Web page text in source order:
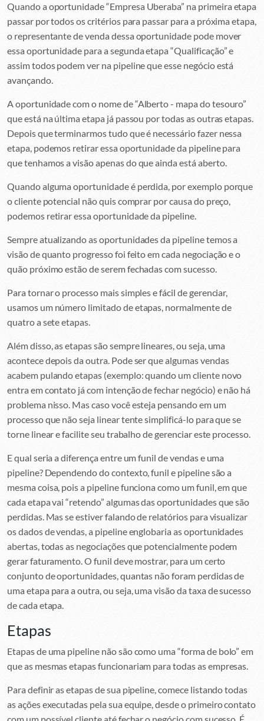
Quando a oportunidade “Empresa Uberaba” na primeira etapa
passar por todos os critérios para passar para a próxima etapa,
o representante de venda dessa oportunidade pode mover
essa oportunidade para a segunda etapa “Qualificação” e
assim todos podem ver na pipeline que esse negócio está
avançando.
A oportunidade com o nome de “Alberto - mapa do tesouro”
que está na última etapa já passou por todas as outras etapas.
Depois que terminarmos tudo que é necessário fazer nessa
etapa, podemos retirar essa oportunidade da pipeline para
que tenhamos a visão apenas do que ainda está aberto.
Quando alguma oportunidade é perdida, por exemplo porque
o cliente potencial não quis comprar por causa do preço,
podemos retirar essa oportunidade da pipeline.
Sempre atualizando as oportunidades da pipeline temos a
visão de quanto progresso foi feito em cada negociação e o
quão próximo estão de serem fechadas com sucesso.
Para tornar o processo mais simples e fácil de gerenciar,
usamos um número limitado de etapas, normalmente de
quatro a sete etapas.
Além disso, as etapas são sempre lineares, ou seja, uma
acontece depois da outra. Pode ser que algumas vendas
acabem pulando etapas (exemplo: quando um cliente novo
entra em contato já com intenção de fechar negócio) e não há
problema nisso. Mas caso você esteja pensando em um
processo que não seja linear tente simplificá-lo para que se
torne linear e facilite seu trabalho de gerenciar este processo.
E qual seria a diferença entre um funil de vendas e uma
pipeline? Dependendo do contexto, funil e pipeline são a
mesma coisa, pois a pipeline funciona como um funil, em que
cada etapa vai “retendo” algumas das oportunidades que são
perdidas. Mas se estiver falando de relatórios para visualizar
os dados de vendas, a pipeline englobaria as oportunidades
abertas, todas as negociações que potencialmente podem
gerar faturamento. O funil deve mostrar, para um certo
conjunto de oportunidades, quantas não foram perdidas de
uma etapa para a outra, ou seja, uma visão da taxa de sucesso
de cada etapa.
Etapas
Etapas de uma pipeline não são como uma “forma de bolo” em
que as mesmas etapas funcionariam para todas as empresas.
Para definir as etapas de sua pipeline, comece listando todas
as ações executadas pela sua equipe, desde o primeiro contato